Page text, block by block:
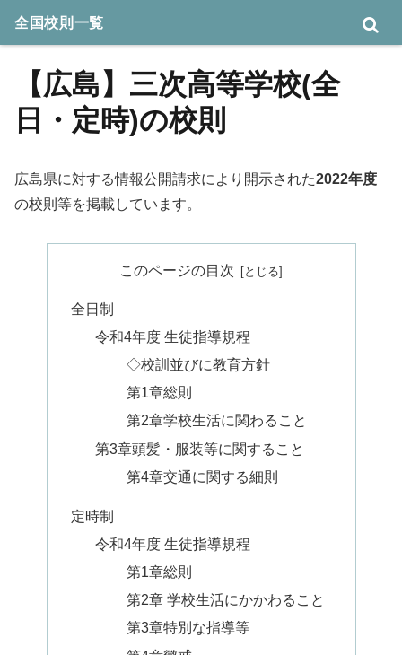
【広島】三次高等学校(全
日・定時)の校則
広島県に対する情報公開請求により開示された2022年度
の校則等を掲載しています。
このページの目次
全日制
令和4年度 生徒指導規程
◇校訓並びに教育方針
第1章総則
第2章学校生活に関わること
第3章頭髪・服装等に関すること
第4章交通に関する細則
定時制
令和4年度 生徒指導規程
第1章総則
第2章 学校生活にかかわること
第3章特別な指導等
全国校則一覧